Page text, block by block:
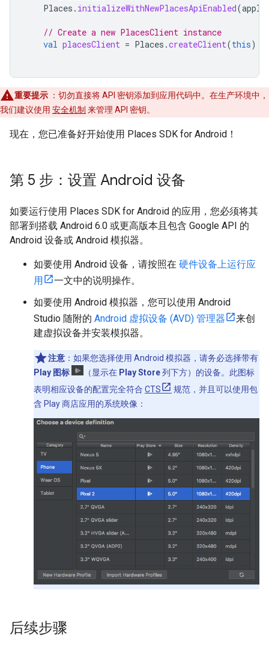
Places . initializeWithNewPlacesApiEnabled(
// Create a new PlacesClient instance
val placesClient = Places .createClient(this)
重要提示 ：切勿直接将 API 密钥添加到应用代码中。在生产环境中，
我们建议使用 安全机制 来管理 API 密钥。
现在，您已准备好开始使用 Places SDK for Android！
第 5 步：设置 Android 设备
如要运行使用 Places SDK for Android 的应用，您必须将其
部署到搭载 Android 6.0 或更高版本且包含 Google API 的
Android 设备或 Android 模拟器。
如要使用 Android 设备，请按照在 硬件设备上运行应
用
一文中的说明操作。
如要使用 Android 模拟器，您可以使用 Android
Studio 随附的 Android 虚拟设备 (AVD) 管理器
来创
建虚拟设备并安装模拟器。
注意 ：如果您选择使用 Android 模拟器，请务必选择带有
Play 图标
（显示在 Play Store列下方）的设备。此图标
表明相应设备的配置完全符合 CTS
规范，并且可以使用包
含 Play 商店应用的系统映像：
后续步骤